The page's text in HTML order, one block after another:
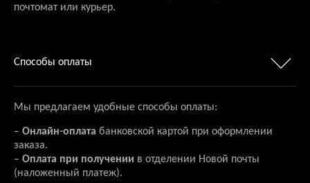
почтомат или курьер.
Способы оплаты
Мы предлагаем удобные способы оплаты:
– Онлайн-оплата банковской картой при оформлении
заказа.
– Оплата при получении в отделении Новой почты
(наложенный платеж).